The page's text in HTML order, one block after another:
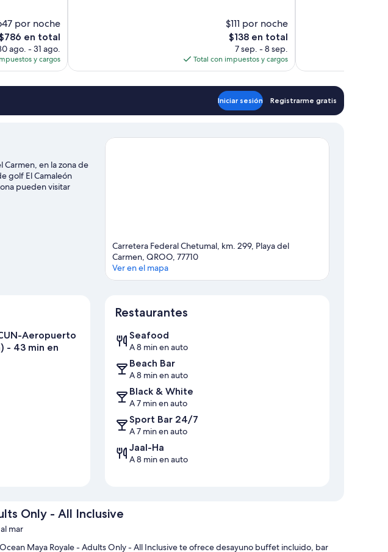
por noche
en total
ago. - 31 ago.
y cargos
$111 por noche
El
precio
actual
es
$138
$138 en total
7 sep. - 8 sep.
Total con impuestos y cargos
Iniciar sesión Registrarme gratis
Carmen, en la zona de
golf El Camaleón
pueden visitar
ciudad? Consulta el
Carretera Federal Chetumal, km. 299, Playa del
Carmen, QROO, 77710
Ver en el mapa
Aeropuerto
- 43 min en
Restaurantes
Seafood
A 8 min en auto
Beach Bar
A 8 min en auto
Black & White
A 7 min en auto
Sport Bar 24/7
A 7 min en auto
Jaal-Ha
A 8 min en auto
Only - All Inclusive
mar
Maya Royale - Adults Only - All Inclusive te ofrece desayuno buffet incluido, bar